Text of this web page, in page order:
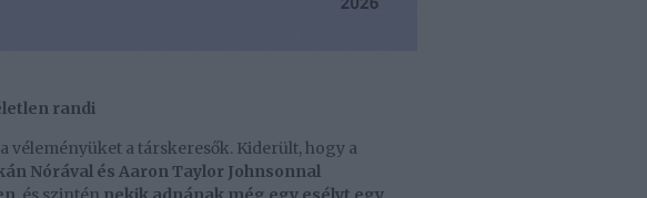
randi
véleményüket a társkeresők. Kiderült, hogy a
Nórával és Aaron Taylor Johnsonnal